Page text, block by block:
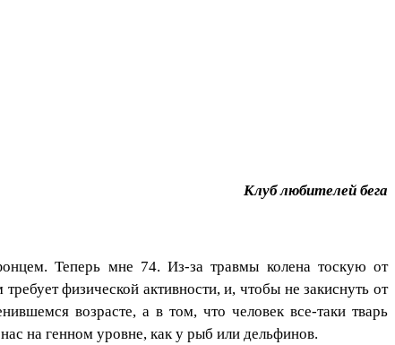
Клуб любителей бега
Теперь мне 74. Из-за травмы колена тоскую от
физической активности, и, чтобы не закиснуть от
возрасте, а в том, что человек все-таки тварь
на генном уровне, как у рыб или дельфинов.